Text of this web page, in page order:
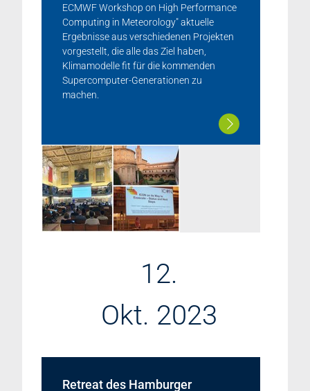
ECMWF Workshop on High Performance
Computing in Meteorology" aktuelle
Ergebnisse aus verschiedenen Projekten
vorgestellt, die alle das Ziel haben,
Klimamodelle fit für die kommenden
Supercomputer-Generationen zu
machen.
12.
Okt. 2023
Retreat des Hamburger